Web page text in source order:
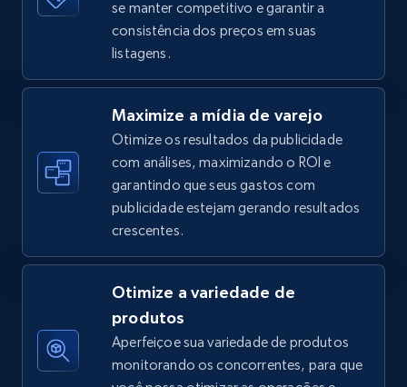
URL, Title, Available, Description, Currency, Initial
price, Final price, Discount percent, and more.
TikTok Shop - Collect TikTok shop products
by keywords search
URL, Title, Available, Description, Currency, Initial
price, Final price, Discount percent, and more.
se manter competitivo e garantir a
consistência dos preços em suas
listagens.
Maximize a mídia de varejo
Otimize os resultados da publicidade
com análises, maximizando o ROI e
garantindo que seus gastos com
publicidade estejam gerando resultados
crescentes.
Otimize a variedade de
produtos
Aperfeiçoe sua variedade de produtos
monitorando os concorrentes, para que